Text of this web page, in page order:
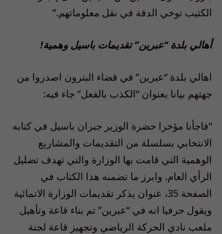
الكتيب توخي الدقة في نقل معلوماتهم.”
أهالي بلدة “عبرين” تقديمات باسيل وهمية!
اهالي بلدة “عبرين” في قضاء البترون اصدروا من
جهتهم بيانا بعنوان “الكذب بالفعل” جاء فيه:
“فاجأنا مؤخرا حضرة الوزير جبران باسيل في كتابه
الانتخابي بسلسلة من التقديمات والمشاريع
الوهمية التي قامت بها الوزارة والتي تهدف تضليل
الرأي العام. وابرز ما تضمنه هذا الكتاب في
الصفحة 35، عنوان يذكر تقديمات الوزارة الانمائية
ويقول حرفيا انه في “عبرين” تم بناء قاعة وتأهيل
ملعب نادي الحركة الرياضي وتجهيز قاعة لجنة